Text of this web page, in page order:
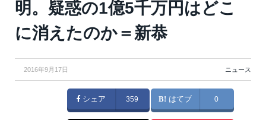
明。疑惑の1億5千万円はどこ
に消えたのか＝新恭
2016年9月17日 ニュース
シェア 359 はてブ 0